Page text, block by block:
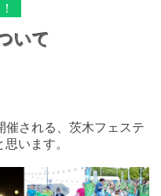
いて
催される、茨木フェステ
います。